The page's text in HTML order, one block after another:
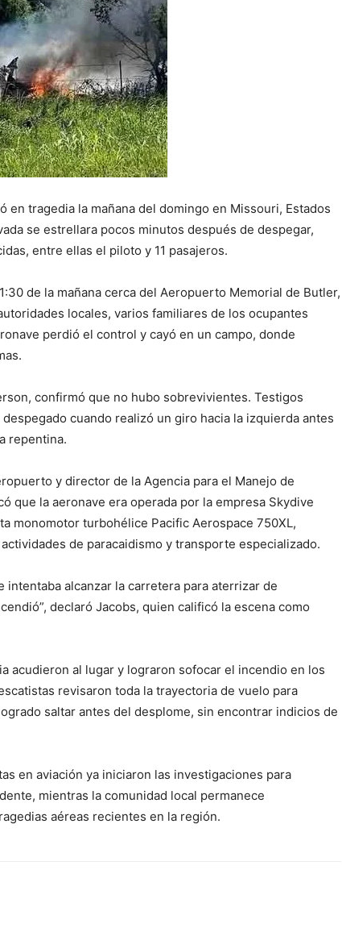
en tragedia la mañana del domingo en Missouri, Estados
se estrellara pocos minutos después de despegar,
entre ellas el piloto y 11 pasajeros.
de la mañana cerca del Aeropuerto Memorial de Butler,
locales, varios familiares de los ocupantes
perdió el control y cayó en un campo, donde
confirmó que no hubo sobrevivientes. Testigos
cuando realizó un giro hacia la izquierda antes
repentina.
y director de la Agencia para el Manejo de
que la aeronave era operada por la empresa Skydive
monomotor turbohélice Pacific Aerospace 750XL,
de paracaidismo y transporte especializado.
intentaba alcanzar la carretera para aterrizar de
declaró Jacobs, quien calificó la escena como
acudieron al lugar y lograron sofocar el incendio en los
revisaron toda la trayectoria de vuelo para
saltar antes del desplome, sin encontrar indicios de
en aviación ya iniciaron las investigaciones para
mientras la comunidad local permanece
aéreas recientes en la región.